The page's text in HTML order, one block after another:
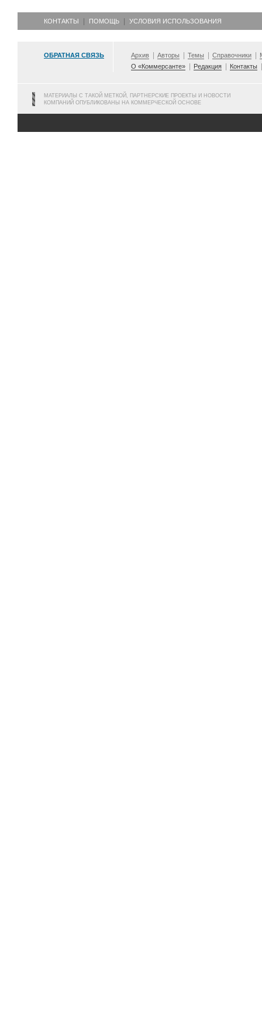
КОНТАКТЫ ПОМОЩЬ УСЛОВИЯ ИСПОЛЬЗОВАНИЯ
ОБРАТНАЯ СВЯЗЬ Архив Авторы Темы Справочники
О «Коммерсанте»
Редакция Контакты
МАТЕРИАЛЫ С ТАКОЙ МЕТКОЙ, ПАРТНЕРСКИЕ ПРОЕКТЫ И НОВОСТИ
КОМПАНИЙ ОПУБЛИКОВАНЫ НА КОММЕРЧЕСКОЙ ОСНОВЕ